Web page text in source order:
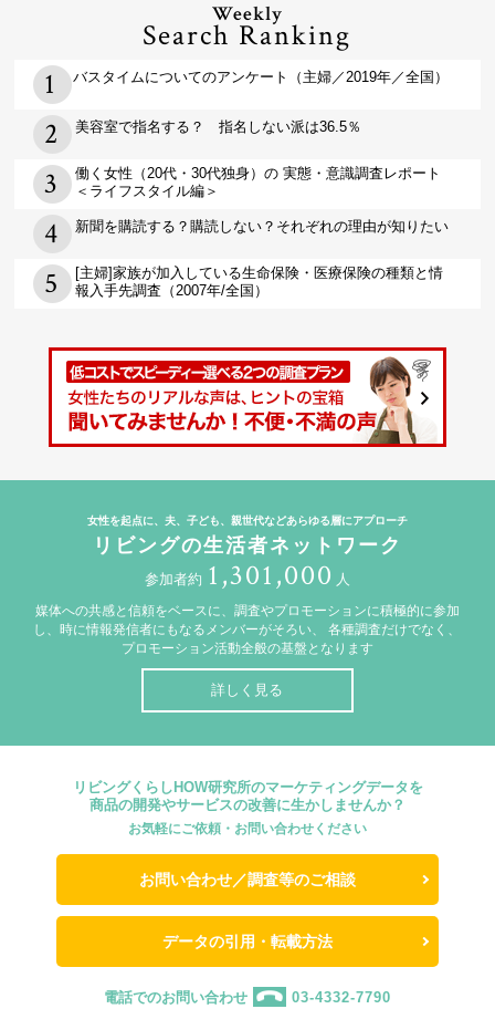
Weekly
Search Ranking
バスタイムについてのアンケート（主婦／2019年／全国）
美容室で指名する？ 指名しない派は36.5％
働く女性（20代・30代独身）の 実態・意識調査レポート
＜ライフスタイル編＞
新聞を購読する？購読しない？それぞれの理由が知りたい
[主婦]家族が加入している生命保険・医療保険の種類と情
報入手先調査（2007年/全国）
女性を起点に、夫、子ども、親世代などあらゆる層にアプローチ
リビングの生活者ネットワーク
参加者約 1,301,000 人
媒体への共感と信頼をベースに、調査やプロモーションに積極的に参加
し、時に情報発信者にもなるメンバーがそろい、
各種調査だけでなく、
プロモーション活動全般の基盤となります
詳しく見る
リビングくらしHOW研究所のマーケティングデータを
商品の開発やサービスの改善に生かしませんか？
お気軽にご依頼・お問い合わせください
お問い合わせ／調査等のご相談
データの引用・転載方法
電話でのお問い合わせ 03-4332-7790